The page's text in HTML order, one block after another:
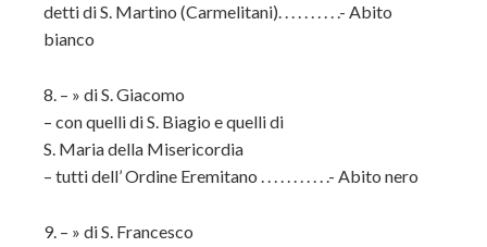
detti di S. Martino (Carmelitani). . . . . . . . . .- Abito
bianco
8. – » di S. Giacomo
– con quelli di S. Biagio e quelli di
S. Maria della Misericordia
– tutti dell’ Ordine Eremitano . . . . . . . . . . .- Abito nero
9. – » di S. Francesco